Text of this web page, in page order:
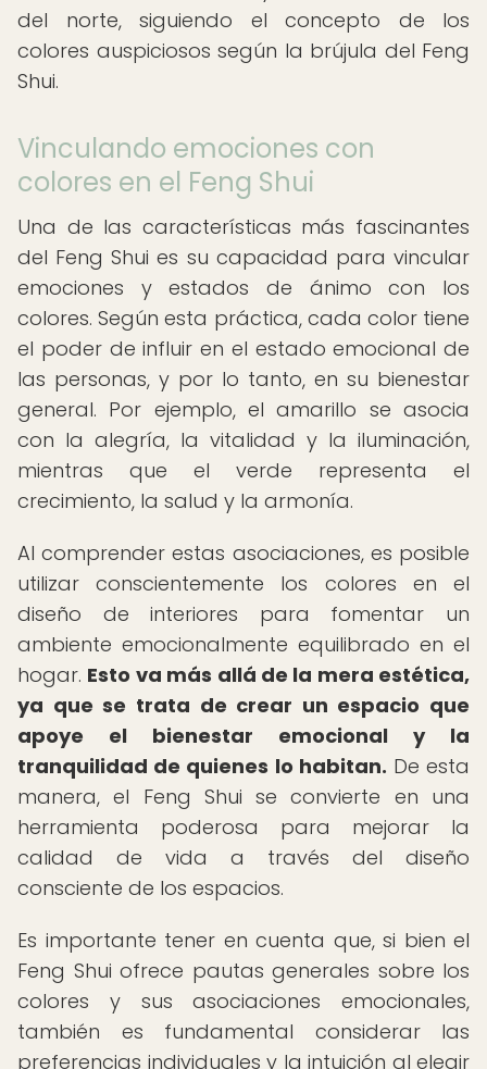
del norte, siguiendo el concepto de los
colores auspiciosos según la brújula del Feng
Shui.
Vinculando emociones con
colores en el Feng Shui
Una de las características más fascinantes
del Feng Shui es su capacidad para vincular
emociones y estados de ánimo con los
colores. Según esta práctica, cada color tiene
el poder de influir en el estado emocional de
las personas, y por lo tanto, en su bienestar
general. Por ejemplo, el amarillo se asocia
con la alegría, la vitalidad y la iluminación,
mientras que el verde representa el
crecimiento, la salud y la armonía.
Al comprender estas asociaciones, es posible
utilizar conscientemente los colores en el
diseño de interiores para fomentar un
ambiente emocionalmente equilibrado en el
hogar. Esto va más allá de la mera estética,
ya que se trata de crear un espacio que
apoye el bienestar emocional y la
tranquilidad de quienes lo habitan. De esta
manera, el Feng Shui se convierte en una
herramienta poderosa para mejorar la
calidad de vida a través del diseño
consciente de los espacios.
Es importante tener en cuenta que, si bien el
Feng Shui ofrece pautas generales sobre los
colores y sus asociaciones emocionales,
también es fundamental considerar las
preferencias individuales y la intuición al elegir